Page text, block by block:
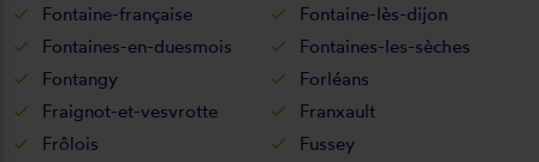
Fontaine-française
Fontaine-lès-dijon
Fontaines-en-duesmois
Fontaines-les-sèches
Fontangy
Forléans
Fraignot-et-vesvrotte
Franxault
Frôlois
Fussey